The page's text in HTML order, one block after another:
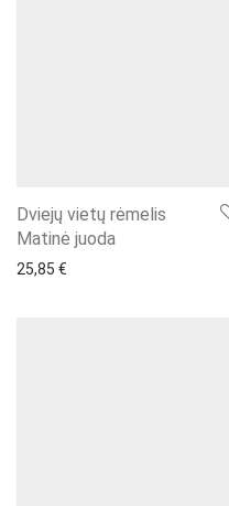
Dviejų vietų rėmelis
Matinė juoda
25,85 €